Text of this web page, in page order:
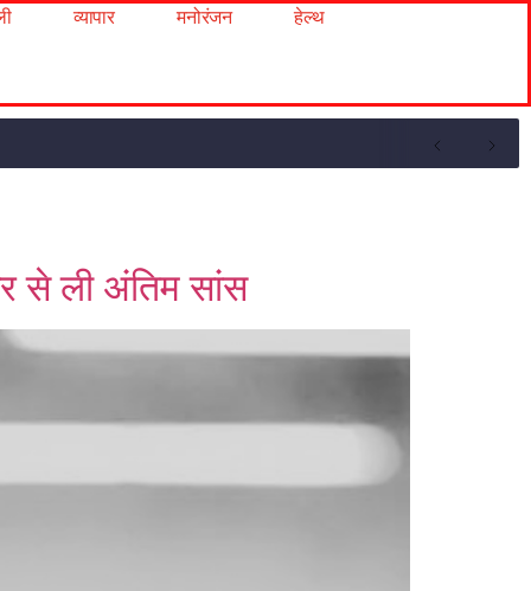
व्यापार मनोरंजन हेल्थ
से ली अंतिम सांस